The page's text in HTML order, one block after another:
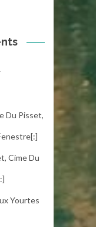
Du Pisset,
Cime Du
Yourtes